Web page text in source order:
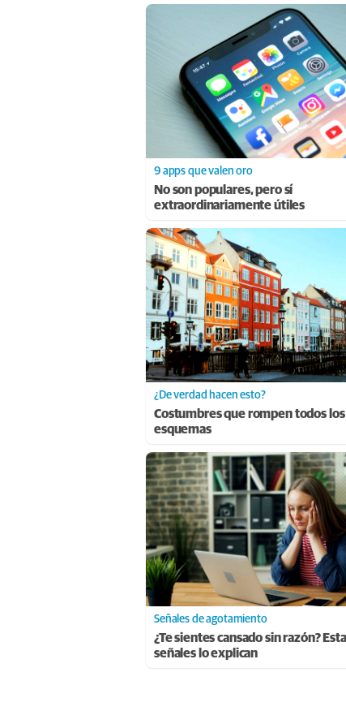
9 apps que valen oro
No son populares, pero sí
extraordinariamente útiles
¿De verdad hacen esto?
Costumbres que rompen todos los
esquemas
Señales de agotamiento
¿Te sientes cansado sin razón?
señales lo explican